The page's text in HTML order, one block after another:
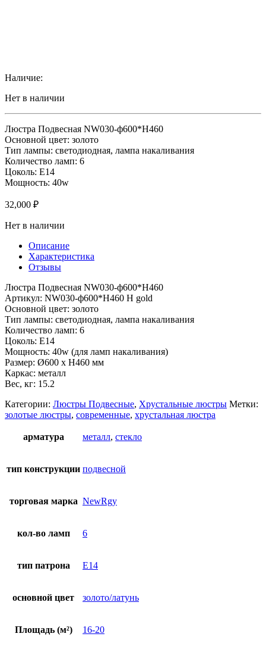
Наличие:
Нет в наличии
Люстра Подвесная NW030-ф600*H460
Основной цвет: золото
Тип лампы: светодиодная, лампа накаливания
Количество ламп: 6
Цоколь: E14
Мощность: 40w
32,000 ₽
Нет в наличии
Описание
Характеристика
Отзывы
Люстра Подвесная NW030-ф600*H460
Артикул: NW030-ф600*H460 H gold
Основной цвет: золото
Тип лампы: светодиодная, лампа накаливания
Количество ламп: 6
Цоколь: E14
Мощность: 40w (для ламп накаливания)
Размер: Ø600 x H460 мм
Каркас: металл
Вес, кг: 15.2
Категории: Люстры Подвесные, Хрустальные люстры Метки:
золотые люстры, современные, хрустальная люстра
арматура металл, стекло
тип конструкции подвесной
торговая марка NewRgy
кол-во ламп 6
тип патрона E14
основной цвет золото/латунь
Площадь (м²) 16-20